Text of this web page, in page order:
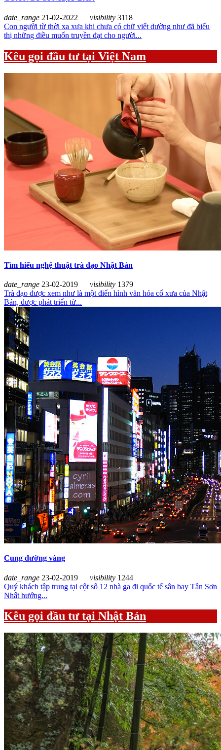
date_range 21-02-2022 visibility 3118
Con người từ thời xa xưa khi chưa có chữ viết dường như đã biểu
thị những điều muốn truyền đạt cho người...
Kêu gọi đầu tư tại Việt Nam
Tìm hiểu nghệ thuật trà đạo Nhật Bản
date_range 23-02-2019 visibility 1379
Trà đạo được xem như là một điển hình văn hóa cổ xưa của Nhật
Bản, được phát triển từ...
Cung đường vàng
date_range 23-02-2019 visibility 1244
Quý khách tập trung tại cột số 12 nhà ga đi quốc tế sân bay Tân Sơn
Nhất hướng...
Kêu gọi đầu tư tại Nhật Bản